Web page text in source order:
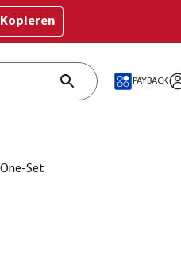
Kopieren
PAYBACK
One-Set